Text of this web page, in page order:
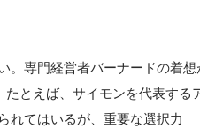
専門経営者バーナードの着想
とえば、サイモンを代表する
れてはいるが、重要な選択力